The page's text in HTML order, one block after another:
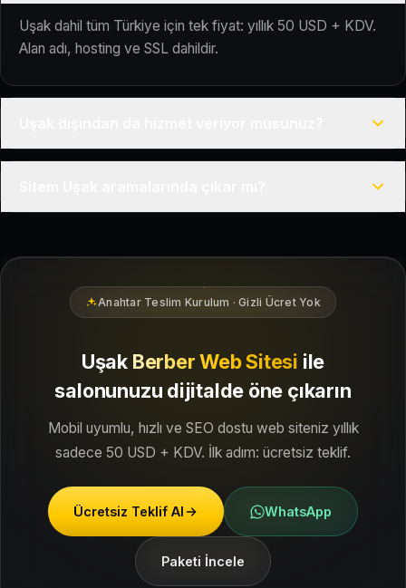
Uşak dahil tüm Türkiye için tek fiyat: yıllık 50 USD + KDV.
Alan adı, hosting ve SSL dahildir.
Uşak bölgesindeki yerel müşterilerin sizi bulmasına
Anahtar Teslim Kurulum · Gizli Ücret Yok
Uşak Berber Web Sitesi ile
salonunuzu dijitalde öne çıkarın
Mobil uyumlu, hızlı ve SEO dostu web siteniz yıllık
sadece 50 USD + KDV. İlk adım: ücretsiz teklif.
Ücretsiz Teklif Al WhatsApp
Paketi İncele